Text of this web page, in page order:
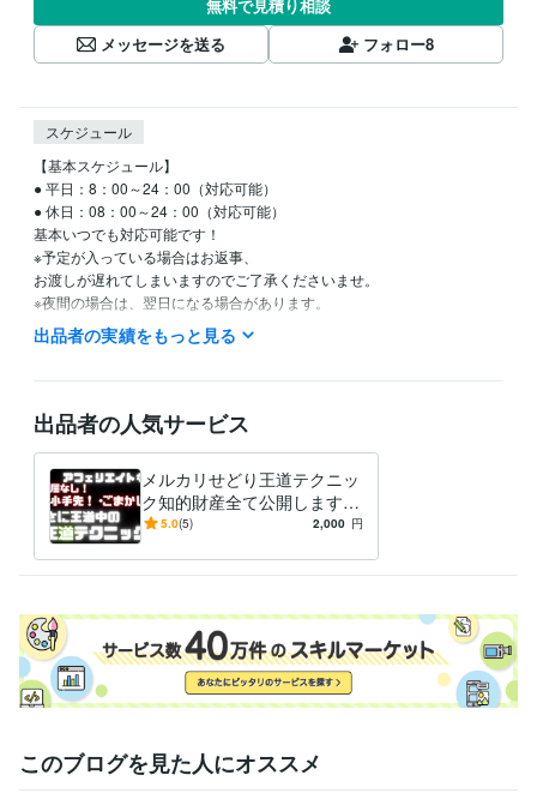
無料で見積り相談
メッセージを送る
フォロー8
スケジュール
【基本スケジュール】
● 平日：8：00～24：00（対応可能）
● 休日：08：00～24：00（対応可能）
基本いつでも対応可能です！
※予定が入っている場合はお返事、
お渡しが遅れてしまいますのでご了承くださいませ。
※夜間の場合は、翌日になる場合があります。
得意分野
ビジネス 副業 FX 為替 株式投資 株 国債 債券
暗号通貨
出品者の実績をもっと見る
出品者の人気サービス
メルカリせどり王道テクニッ
ク知的財産全て公開します
【裏技】【放置で】など‘‘上
し！
5.0(5) 2,000 円
このブログを見た人にオススメ